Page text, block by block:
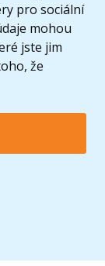
pro sociální
mohou
jste jim
že
LEGO Group. ©